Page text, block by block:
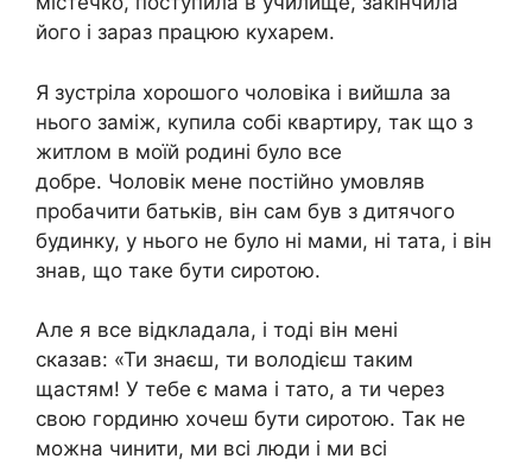
його і зараз працюю кухарем.
Я зустріла хорошого чоловіка і вийшла за
нього заміж, купила собі квартиру, так що з
житлом в моїй родині було все
добре. Чоловік мене постійно умовляв
пробачити батьків, він сам був з дитячого
будинку, у нього не було ні мами, ні тата, і він
знав, що таке бути сиротою.
Але я все відкладала, і тоді він мені
сказав: «Ти знаєш, ти володієш таким
щастям! У тебе є мама і тато, а ти через
свою гординю хочеш бути сиротою. Так не
можна чинити, ми всі люди і ми всі